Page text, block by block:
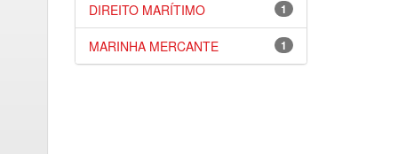
1
DIREITO MARÍTIMO
1
MARINHA MERCANTE